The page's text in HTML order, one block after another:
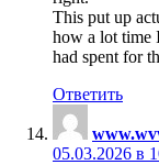
This put up
how a lot time
had spent for
Ответить
05.03.2026 в